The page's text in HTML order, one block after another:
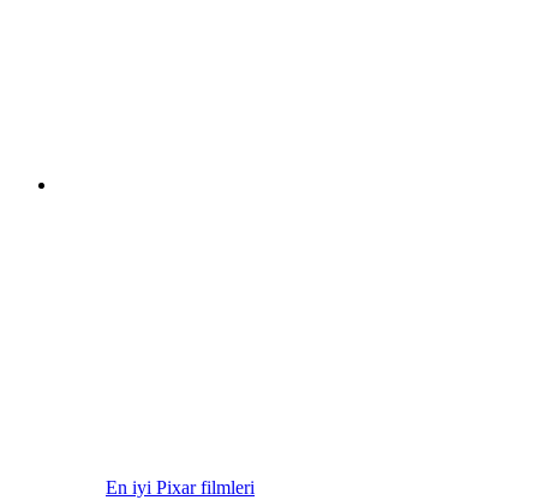
En iyi Pixar filmleri